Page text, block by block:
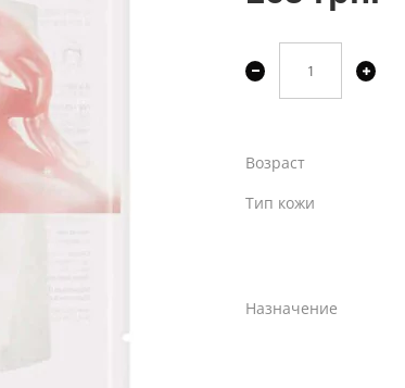
Возраст
Тип кожи
Назначение